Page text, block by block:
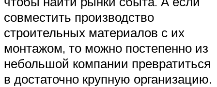
совместить производство
строительных материалов с их
монтажом, то можно постепенно из
небольшой компании превратиться
в достаточно крупную организацию.